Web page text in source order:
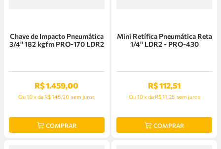
Chave de Impacto Pneumática
3/4'' 182 kgfm PRO-170 LDR2
R$1.459,00
Ou10xde R$ 145,90 sem juros
COMPRAR
Mini Retífica Pneumática Reta
1/4'' LDR2 - PRO-430
R$112,51
Ou10xde R$ 11,25 sem juros
COMPRAR